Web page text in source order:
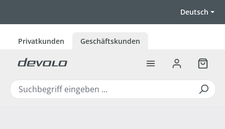
Deutsch
Privatkunden Geschäftskunden